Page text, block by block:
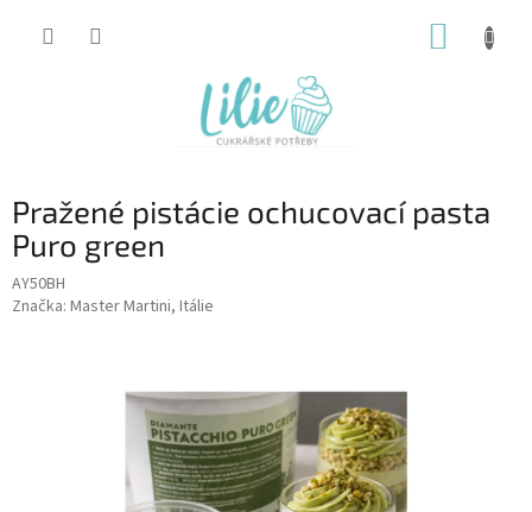
Pražené pistácie ochucovací pasta
Puro green
AY50BH
Značka: Master Martini, Itálie